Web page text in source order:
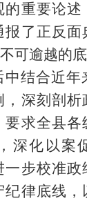
重要论述
了正反面
可逾越的底
结合近年
深刻剖析
求全县各
深化以案
步校准政
律底线，